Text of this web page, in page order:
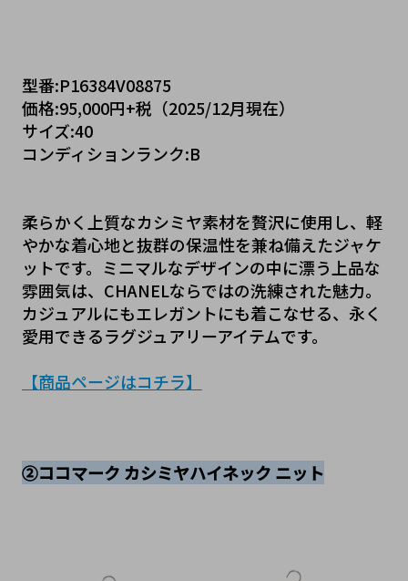
型番:P16384V08875
価格:95,000円+税（2025/12月現在）
サイズ:40
コンディションランク:B
柔らかく上質なカシミヤ素材を贅沢に使用し、軽
やかな着心地と抜群の保温性を兼ね備えたジャケ
ットです。ミニマルなデザインの中に漂う上品な
雰囲気は、CHANELならではの洗練された魅力。
カジュアルにもエレガントにも着こなせる、永く
愛用できるラグジュアリーアイテムです。
【商品ページはコチラ】
②ココマーク カシミヤハイネック ニット